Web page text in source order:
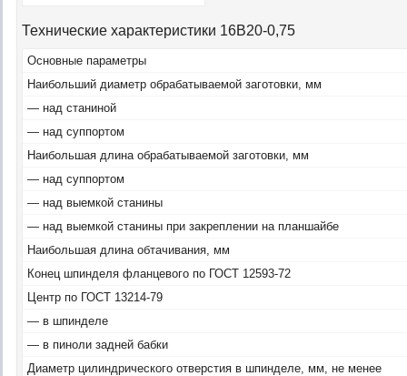
Технические характеристики 16В20-0,75
Основные параметры
Наибольший диаметр обрабатываемой заготовки, мм
— над станиной
— над суппортом
Наибольшая длина обрабатываемой заготовки, мм
— над суппортом
— над выемкой станины
— над выемкой станины при закреплении на планшайбе
Наибольшая длина обтачивания, мм
Конец шпинделя фланцевого по ГОСТ 12593-72
Центр по ГОСТ 13214-79
— в шпинделе
— в пиноли задней бабки
Диаметр цилиндрического отверстия в шпинделе, мм, не менее